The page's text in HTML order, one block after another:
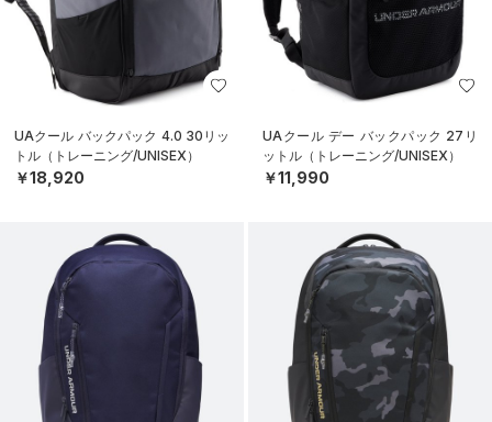
UAクール バックパック 4.0 30リッ
トル（トレーニング/UNISEX）
￥18,920
UAクール デー バックパック 27リ
ットル（トレーニング/UNISEX）
￥11,990